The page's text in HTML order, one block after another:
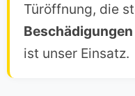
Türöffnung, die
Beschädigungen
ist unser Einsatz.